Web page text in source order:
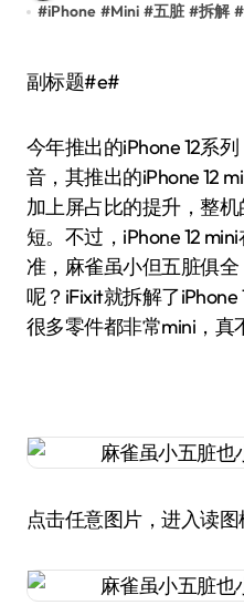
#iPhone #Mini #五脏 #拆解 #
副标题#e#
今年推出的iPhone 12系
音，其推出的iPhone 12
加上屏占比的提升，整
短。不过，iPhone 12
准，麻雀虽小但五脏俱
呢？iFixit就拆解了
很多零件都非常mini，真
点击任意图片，进入读图